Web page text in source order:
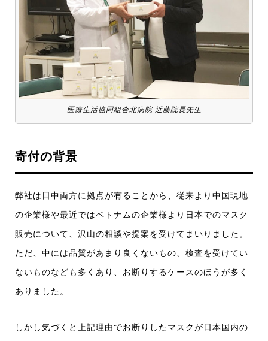
医療生活協同組合北病院 近藤院長先生
寄付の背景
弊社は日中両方に拠点が有ることから、従来より中国現地
の企業様や最近ではベトナムの企業様より日本でのマスク
販売について、沢山の相談や提案を受けてまいりました。
ただ、中には品質があまり良くないもの、検査を受けてい
ないものなども多くあり、お断りするケースのほうが多く
ありました。
しかし気づくと上記理由でお断りしたマスクが日本国内の